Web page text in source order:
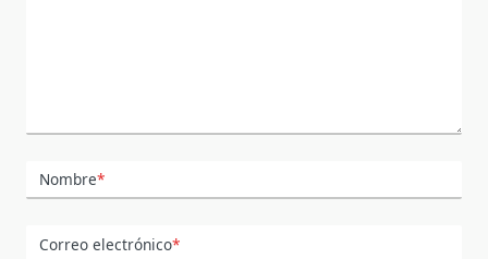
Nombre*
Correo electrónico*